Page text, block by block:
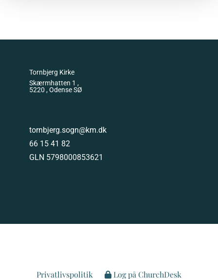
Tornbjerg Kirke
Skærmhatten 1 ,
5220 , Odense SØ
tornbjerg.sogn@km.dk
66 15 41 82
GLN 5798000853621
Privatlivspolitik Log på ChurchDesk